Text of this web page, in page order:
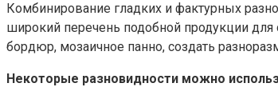
Комбинирование гладких и фактурных
широкий перечень подобной продукции
бордюр, мозаичное панно, создать
Некоторые разновидности можно